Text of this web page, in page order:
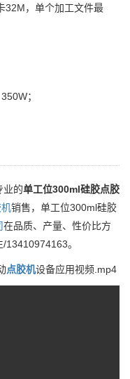
32M，单个加工文件最
；
业的单工位300ml硅胶点胶
销售，单工位300ml硅胶
在品质、产量、性价比方
13410974163。
点胶机设备应用视频.mp4